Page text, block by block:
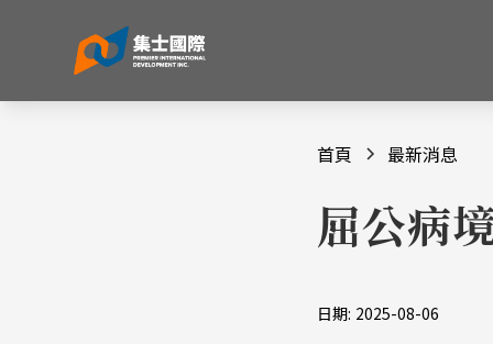
首頁 最新消息
屈公病
日期: 2025-08-06